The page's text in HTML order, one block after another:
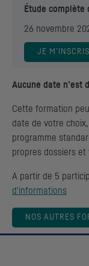
Étude complète
26 novembre
JE
Aucune date n’est
Cette formation
date de votre
programme
propres dossiers
A partir de 5
d'informations
NOS AUTRES